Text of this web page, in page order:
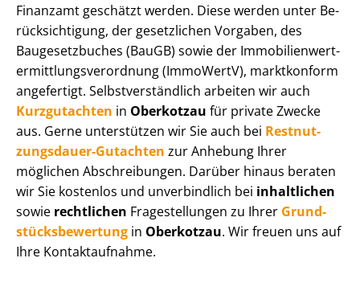
Finanzamt geschätzt werden. Diese werden unter Be­
rück­sich­ti­gung, der gesetzlichen Vorgaben, des
Baugesetzbuches (BauGB) sowie der Im­mo­bi­li­en­wert­
ermitt­lungs­ver­ord­nung (ImmoWertV), marktkonform
angefertigt. Selbst­ver­ständ­lich arbeiten wir auch
Kurzgutachten in Oberkotzau für private Zwecke
aus. Gerne unterstützen wir Sie auch bei Rest­nut­
zungs­dau­er-Gutachten zur Anhebung Ihrer
möglichen Abschreibungen. Darüber hinaus beraten
wir Sie kostenlos und unverbindlich bei inhaltlichen
sowie rechtlichen Fragestellungen zu Ihrer Grund­
stücks­be­wer­tung in Oberkotzau. Wir freuen uns auf
Ihre Kontaktaufnahme.